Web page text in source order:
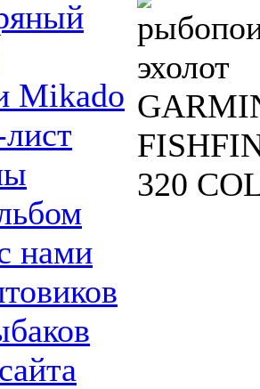
Mikado
нами